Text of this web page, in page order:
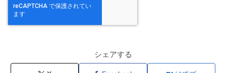
シェアする